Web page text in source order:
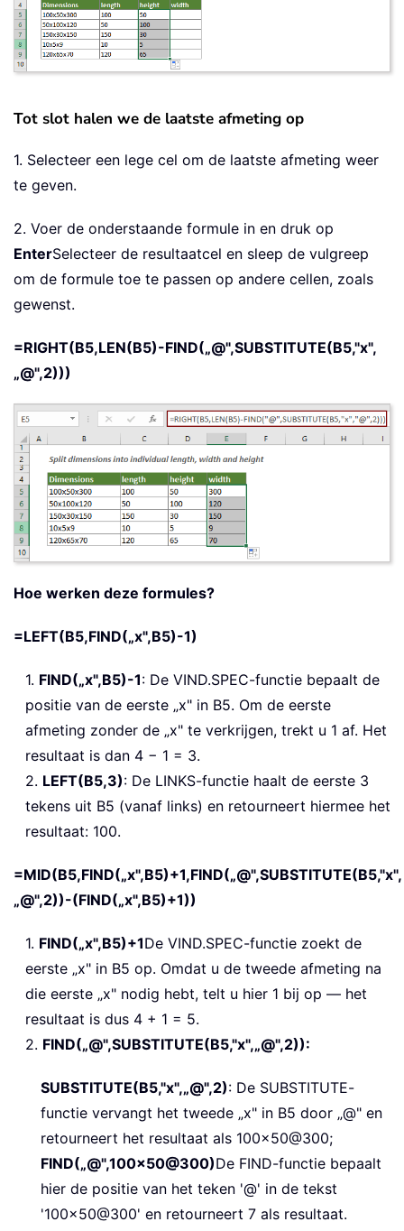
Tot slot halen we de laatste afmeting op
1. Selecteer een lege cel om de laatste afmeting weer
te geven.
2. Voer de onderstaande formule in en druk op
EnterSelecteer de resultaatcel en sleep de vulgreep
om de formule toe te passen op andere cellen, zoals
gewenst.
=RIGHT(B5,LEN(B5)-FIND(„@",SUBSTITUTE(B5,"x",
„@",2)))
Hoe werken deze formules?
=LEFT(B5,FIND(„x",B5)-1)
1. FIND(„x",B5)-1: De VIND.SPEC-functie bepaalt de
positie van de eerste „x" in B5. Om de eerste
afmeting zonder de „x" te verkrijgen, trekt u 1 af. Het
resultaat is dan 4 − 1 = 3.
2. LEFT(B5,3): De LINKS-functie haalt de eerste 3
tekens uit B5 (vanaf links) en retourneert hiermee het
resultaat: 100.
=MID(B5,FIND(„x",B5)+1,FIND(„@",SUBSTITUTE(B5,"x",
„@",2))-(FIND(„x",B5)+1))
1. FIND(„x",B5)+1De VIND.SPEC-functie zoekt de
eerste „x" in B5 op. Omdat u de tweede afmeting na
die eerste „x" nodig hebt, telt u hier 1 bij op — het
resultaat is dus 4 + 1 = 5.
2. FIND(„@",SUBSTITUTE(B5,"x",„@",2)):
SUBSTITUTE(B5,"x",„@",2): De SUBSTITUTE-
functie vervangt het tweede „x" in B5 door „@" en
retourneert het resultaat als 100x50@300;
FIND(„@",100x50@300)De FIND-functie bepaalt
hier de positie van het teken '@' in de tekst
'100x50@300' en retourneert 7 als resultaat.